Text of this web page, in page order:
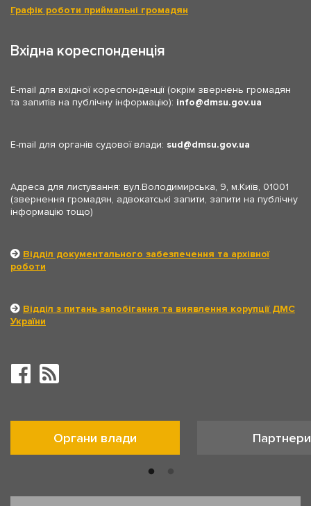
Графік роботи приймальні громадян
Вхідна кореспонденція
E-mail для вхідної кореспонденції (окрім звернень громадян
та запитів на публічну інформацію): info dmsu.gov.ua
E-mail для органів судової влади: sud dmsu.gov.ua
Адреса для листування: вул.Володимирська, 9, м.Київ, 01001
(звернення громадян, адвокатські запити, запити на публічну
інформацію тощо)
Відділ документального забезпечення та архівної
роботи
Відділ з питань запобігання та виявлення корупції ДМС
України
Органи влади Партнери